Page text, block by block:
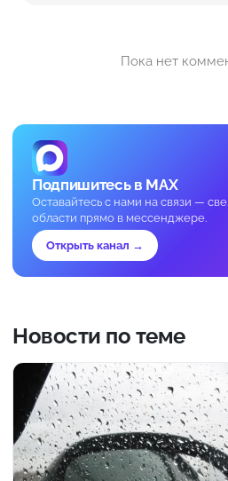
Пока нет
Подпишитесь в MAX
Оставайтесь с нами на связи —
области прямо в мессенджере.
Открыть канал →
Новости по теме